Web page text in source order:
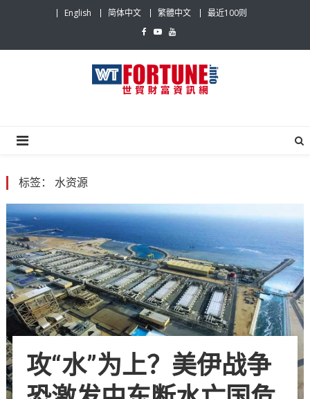
English 简体中文 繁體中文 最近100则
标签： 水资源
攻“水”为上？美伊战争